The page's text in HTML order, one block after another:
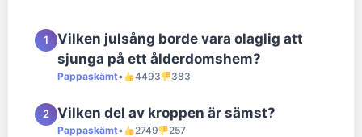
1
Vilken julsång borde vara olaglig att
sjunga på ett ålderdomshem?
Pappaskämt• 4493 383
2 Vilken del av kroppen är sämst?
Pappaskämt• 2749 257